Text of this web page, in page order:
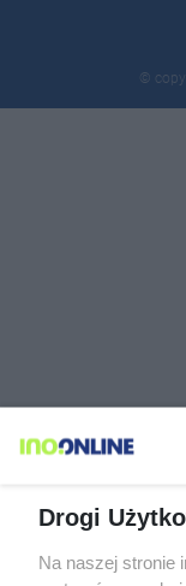
©
Drogi
Na naszej stronie